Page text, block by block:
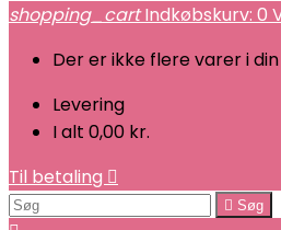
shopping_cart Indkøbskurv: 0
Der er ikke flere varer i
Levering
I alt 0,00 kr.
Til betaling 
 Søg